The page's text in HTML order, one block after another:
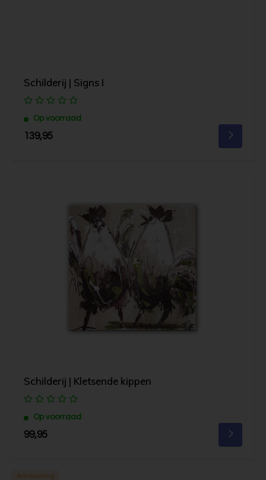
Schilderij | Signs I
Op voorraad
139,95
Schilderij | Kletsende kippen
Op voorraad
99,95
Aanbieding